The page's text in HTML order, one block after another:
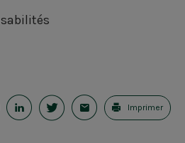
P
P
E
Imprimer